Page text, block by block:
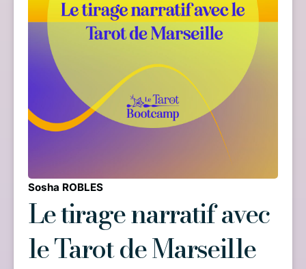
Sosha ROBLES
Le tirage narratif avec
le Tarot de Marseille